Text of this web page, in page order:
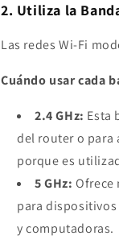
2. Utiliza la
Las redes Wi-Fi
Cuándo usar cada
2.4 GHz: Esta
del router o para
porque es
5 GHz: Ofrece
para
y computadoras.